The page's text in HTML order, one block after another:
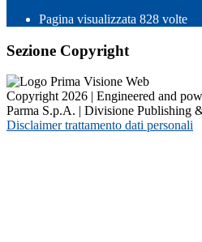
Pagina visualizzata 828 volte
Sezione Copyright
Copyright 2026 | Engineered and
Parma S.p.A. | Divisione Publishing
Disclaimer trattamento dati personali